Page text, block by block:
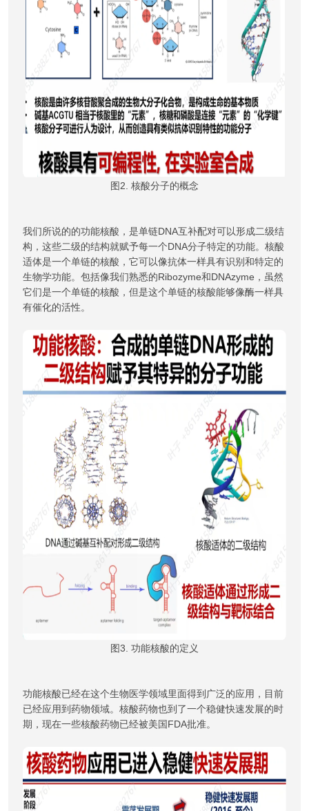
图2. 核酸分子的概念
我们所说的的功能核酸，是单链DNA互补配对可以形成二级结
构，这些二级的结构就赋予每一个DNA分子特定的功能。核酸
适体是一个单链的核酸，它可以像抗体一样具有识别和特定的
生物学功能。包括像我们熟悉的Ribozyme和DNAzyme，虽然
它们是一个单链的核酸，但是这个单链的核酸能够像酶一样具
有催化的活性。
图3. 功能核酸的定义
功能核酸已经在这个生物医学领域里面得到广泛的应用，目前
已经应用到药物领域。核酸药物也到了一个稳健快速发展的时
期，现在一些核酸药物已经被美国FDA批准。